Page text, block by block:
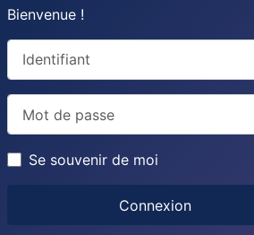
Bienvenue !
Identifiant
Mot de passe
Se souvenir de moi
Connexion